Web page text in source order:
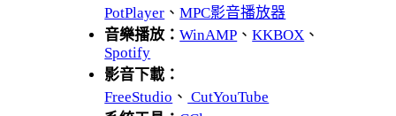
PotPlayer 、MPC影音播放器
音樂播放：WinAMP 、KKBOX 、
Spotify
影音下載：
FreeStudio 、 CutYouTube